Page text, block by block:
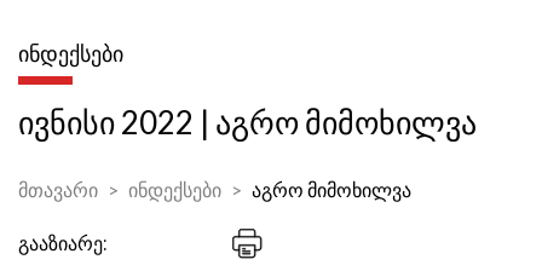
ᲘᲜᲓᲔᲥᲡᲔᲑᲘ
ივნისი 2022 | აგრო მიმოხილვა
მთავარი ინდექსები აგრო მიმოხილვა
გააზიარე: